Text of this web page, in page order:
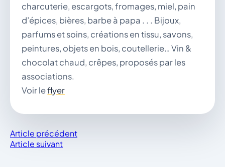
Le guichet des associations
publier une annonce
charcuterie, escargots, fromages, miel, pain
d’épices, bières, barbe à papa . . . Bijoux,
parfums et soins, créations en tissu, savons,
peintures, objets en bois, coutellerie… Vin &
chocolat chaud, crêpes, proposés par les
associations.
Voir leflyer
Article précédent
Article suivant